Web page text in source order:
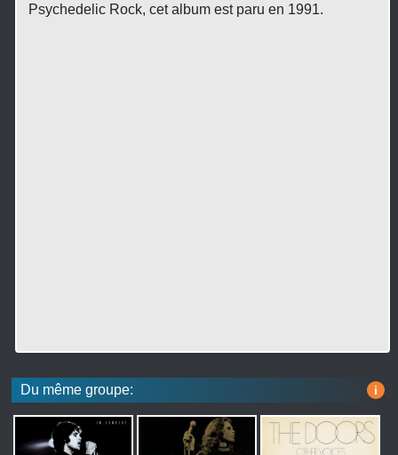
Psychedelic Rock, cet album est paru en 1991.
Du même groupe: i